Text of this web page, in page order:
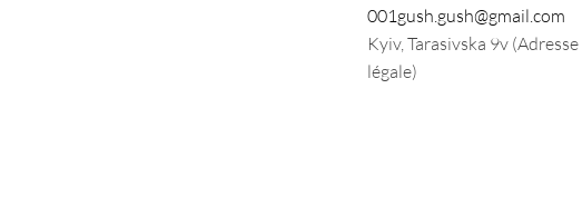
001gush.gush@gmail.com
Kyiv, Tarasivska 9v (Adresse
légale)